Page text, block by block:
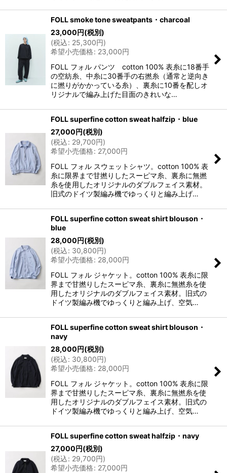
FOLL smoke tone sweatpants・charcoal
23,000円(税別)
(税込: 25,300円)
希望小売価格: 23,000円
FOLL フォル パンツ cotton 100% 表糸に18番手
の空紡糸、中糸に30番手の右撚糸（通常と逆向き
に撚りがかかっている糸）、裏糸に10番を配しオ
リジナルで編み上げた目面のきれいな…
FOLL superfine cotton sweat halfzip・blue
27,000円(税別)
(税込: 29,700円)
希望小売価格: 27,000円
FOLL フォル スウェットシャツ。cotton 100% 表
糸に限界まで甘撚りしたスーピマ糸、裏糸に無撚
糸を使用したオリジナルのダブルフェイス素材。
旧式のドイツ製編み機でゆっくりと編み上げ…
FOLL superfine cotton sweat shirt blouson・
blue
28,000円(税別)
(税込: 30,800円)
希望小売価格: 28,000円
FOLL フォル ジャケット。cotton 100% 表糸に限
界まで甘撚りしたスーピマ糸、裏糸に無撚糸を使
用したオリジナルのダブルフェイス素材。旧式の
ドイツ製編み機でゆっくりと編み上げ、空気…
FOLL superfine cotton sweat shirt blouson・
navy
28,000円(税別)
(税込: 30,800円)
希望小売価格: 28,000円
FOLL フォル ジャケット。cotton 100% 表糸に限
界まで甘撚りしたスーピマ糸、裏糸に無撚糸を使
用したオリジナルのダブルフェイス素材。旧式の
ドイツ製編み機でゆっくりと編み上げ、空気…
FOLL superfine cotton sweat halfzip・navy
27,000円(税別)
(税込: 29,700円)
希望小売価格: 27,000円